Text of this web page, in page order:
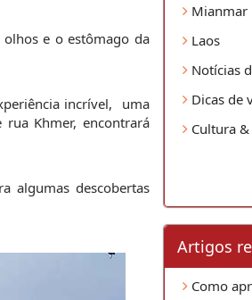
e o estômago da
incrível,  uma
Khmer, encontrará
algumas descobertas
Mianmar
Laos
Notícias
Dicas de
Cultura
Artigos
Como